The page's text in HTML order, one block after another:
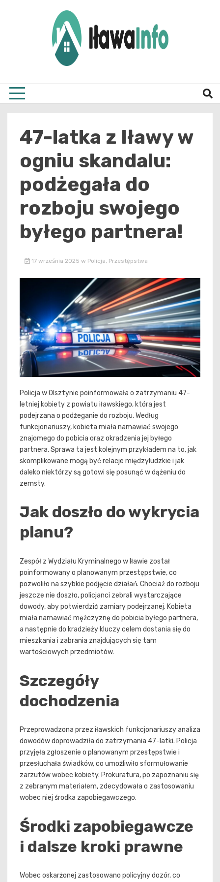
47-latka z Iławy w
ogniu skandalu:
podżegała do
rozboju swojego
byłego partnera!
17 września 2025 w Policja, Przestępstwa
Policja w Olsztynie poinformowała o zatrzymaniu 47-
letniej kobiety z powiatu iławskiego, która jest
podejrzana o podżeganie do rozboju. Według
funkcjonariuszy, kobieta miała namawiać swojego
znajomego do pobicia oraz okradzenia jej byłego
partnera. Sprawa ta jest kolejnym przykładem na to, jak
skomplikowane mogą być relacje międzyludzkie i jak
daleko niektórzy są gotowi się posunąć w dążeniu do
zemsty.
Jak doszło do wykrycia
planu?
Zespół z Wydziału Kryminalnego w Iławie został
poinformowany o planowanym przestępstwie, co
pozwoliło na szybkie podjęcie działań. Chociaż do rozboju
jeszcze nie doszło, policjanci zebrali wystarczające
dowody, aby potwierdzić zamiary podejrzanej. Kobieta
miała namawiać mężczyznę do pobicia byłego partnera,
a następnie do kradzieży kluczy celem dostania się do
mieszkania i zabrania znajdujących się tam
wartościowych przedmiotów.
Szczegóły
dochodzenia
Przeprowadzona przez iławskich funkcjonariuszy analiza
dowodów doprowadziła do zatrzymania 47-latki. Policja
przyjęła zgłoszenie o planowanym przestępstwie i
przesłuchała świadków, co umożliwiło sformułowanie
zarzutów wobec kobiety. Prokuratura, po zapoznaniu się
z zebranym materiałem, zdecydowała o zastosowaniu
wobec niej środka zapobiegawczego.
Środki zapobiegawcze
i dalsze kroki prawne
Wobec oskarżonej zastosowano policyjny dozór, co